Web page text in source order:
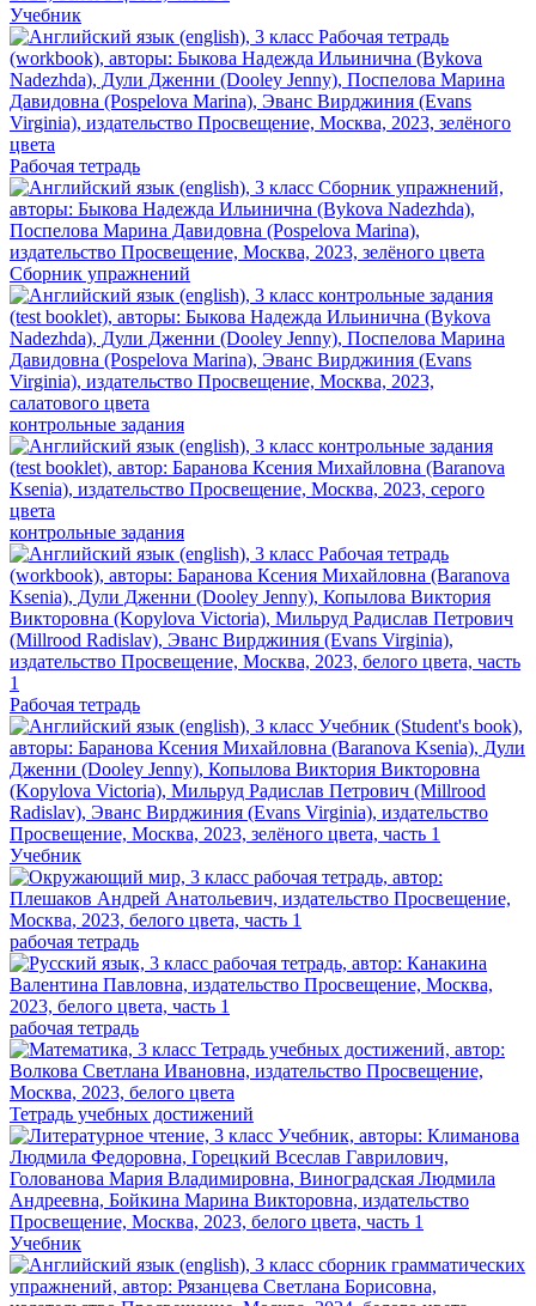
Учебник
Рабочая тетрадь
Сборник упражнений
контрольные задания
контрольные задания
Рабочая тетрадь
Учебник
рабочая тетрадь
рабочая тетрадь
Тетрадь учебных достижений
Учебник